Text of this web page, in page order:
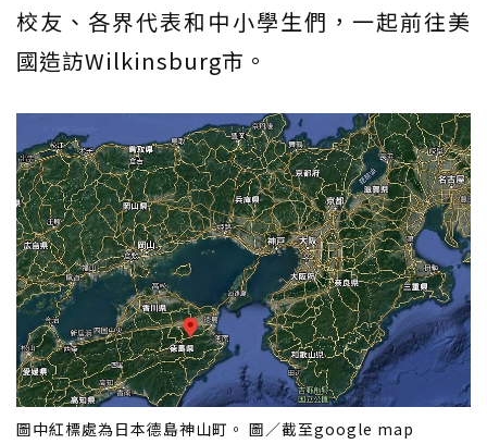
校友、各界代表和中小學生們，一起前往美
國造訪Wilkinsburg市。
圖中紅標處為日本德島神山町。 圖／截至google map